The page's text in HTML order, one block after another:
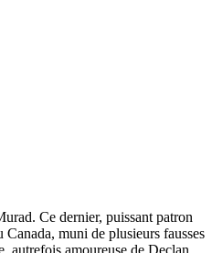
Ce dernier, puissant patron
muni de plusieurs fausses
autrefois amoureuse de Declan,